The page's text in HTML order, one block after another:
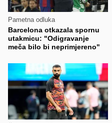
Pametna odluka
Barcelona otkazala spornu
utakmicu: "Odigravanje
meča bilo bi neprimjereno"